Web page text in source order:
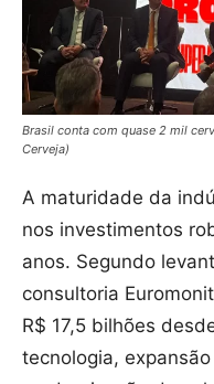
Brasil conta com quase 2 mil
Cerveja)
A maturidade da
nos investimentos
anos. Segundo
consultoria
R$ 17,5 bilhões
tecnologia,